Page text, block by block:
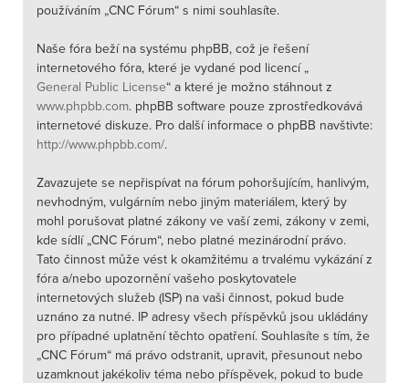
používáním „CNC Fórum“ s nimi souhlasíte.
Naše fóra beží na systému phpBB, což je řešení
internetového fóra, které je vydané pod licencí „
General Public License“ a které je možno stáhnout z
www.phpbb.com. phpBB software pouze zprostředkovává
internetové diskuze. Pro další informace o phpBB navštivte:
http://www.phpbb.com/.
Zavazujete se nepřispívat na fórum pohoršujícím, hanlivým,
nevhodným, vulgárním nebo jiným materiálem, který by
mohl porušovat platné zákony ve vaší zemi, zákony v zemi,
kde sídlí „CNC Fórum“, nebo platné mezinárodní právo.
Tato činnost může vést k okamžitému a trvalému vykázání z
fóra a/nebo upozornění vašeho poskytovatele
internetových služeb (ISP) na vaši činnost, pokud bude
uznáno za nutné. IP adresy všech příspěvků jsou ukládány
pro případné uplatnění těchto opatření. Souhlasíte s tím, že
„CNC Fórum“ má právo odstranit, upravit, přesunout nebo
uzamknout jakékoliv téma nebo příspěvek, pokud to bude